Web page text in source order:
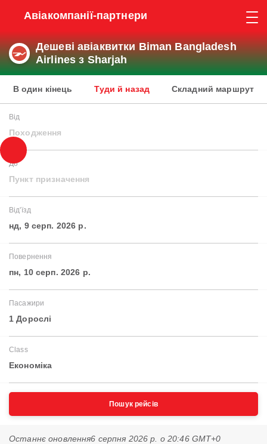
Авіакомпанії-партнери
Дешеві авіаквитки Biman Bangladesh
Airlines з Sharjah
В один кінець Туди й назад Складний маршрут
Від
Походження
До
Пункт призначення
Від'їзд
нд, 9 серп. 2026 р.
Повернення
пн, 10 серп. 2026 р.
Пасажири
1 Дорослі
Class
Економіка
Пошук рейсів
Останнє оновлення6 серпня 2026 р. о 20:46 GMT+0